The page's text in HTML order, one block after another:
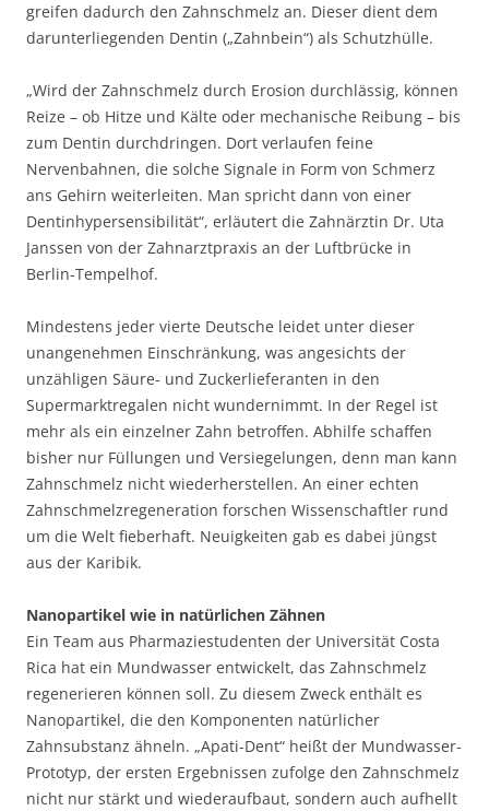
greifen dadurch den Zahnschmelz an. Dieser dient dem
darunterliegenden Dentin („Zahnbein“) als Schutzhülle.
„Wird der Zahnschmelz durch Erosion durchlässig, können
Reize – ob Hitze und Kälte oder mechanische Reibung – bis
zum Dentin durchdringen. Dort verlaufen feine
Nervenbahnen, die solche Signale in Form von Schmerz
ans Gehirn weiterleiten. Man spricht dann von einer
Dentinhypersensibilität“, erläutert die Zahnärztin Dr. Uta
Janssen von der Zahnarztpraxis an der Luftbrücke in
Berlin-Tempelhof.
Mindestens jeder vierte Deutsche leidet unter dieser
unangenehmen Einschränkung, was angesichts der
unzähligen Säure- und Zuckerlieferanten in den
Supermarktregalen nicht wundernimmt. In der Regel ist
mehr als ein einzelner Zahn betroffen. Abhilfe schaffen
bisher nur Füllungen und Versiegelungen, denn man kann
Zahnschmelz nicht wiederherstellen. An einer echten
Zahnschmelzregeneration forschen Wissenschaftler rund
um die Welt fieberhaft. Neuigkeiten gab es dabei jüngst
aus der Karibik.
Nanopartikel wie in natürlichen Zähnen
Ein Team aus Pharmaziestudenten der Universität Costa
Rica hat ein Mundwasser entwickelt, das Zahnschmelz
regenerieren können soll. Zu diesem Zweck enthält es
Nanopartikel, die den Komponenten natürlicher
Zahnsubstanz ähneln. „Apati-Dent“ heißt der Mundwasser-
Prototyp, der ersten Ergebnissen zufolge den Zahnschmelz
nicht nur stärkt und wiederaufbaut, sondern auch aufhellt